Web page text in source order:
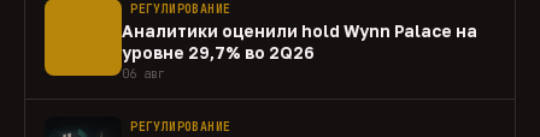
РЕГУЛИРОВАНИЕ
Аналитики оценили hold Wynn Palace на
уровне 29,7% во 2Q26
06 авг
РЕГУЛИРОВАНИЕ